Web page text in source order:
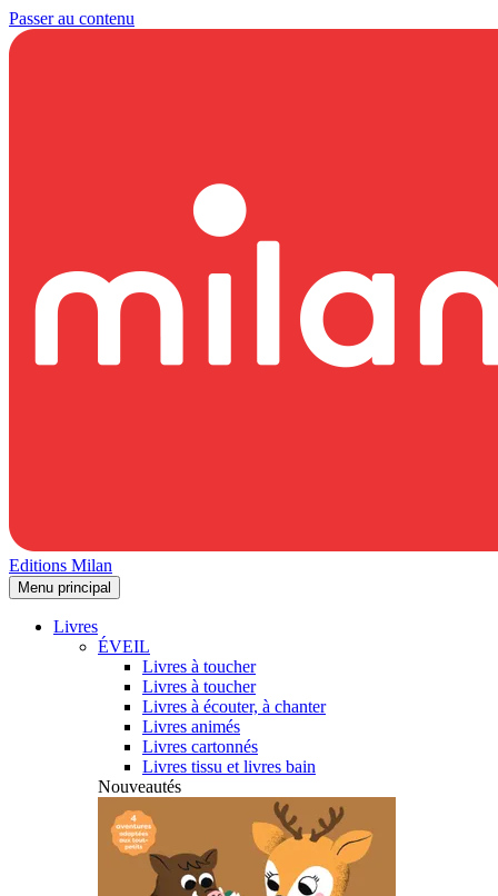
Passer au contenu
Editions Milan
Menu principal
Livres
ÉVEIL
Livres à toucher
Livres à toucher
Livres à écouter, à chanter
Livres animés
Livres cartonnés
Livres tissu et livres bain
Nouveautés